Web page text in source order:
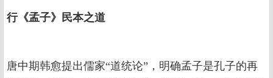
行《孟子》民本之道
唐中期韩愈提出儒家“道统论”，明确孟子是孔子的再